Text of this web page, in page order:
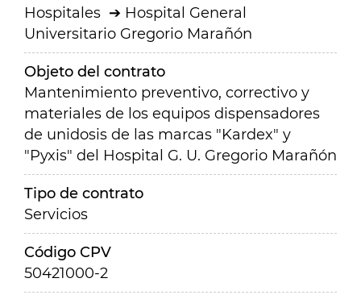
Hospitales
Hospital General
Universitario Gregorio Marañón
Objeto del contrato
Mantenimiento preventivo, correctivo y
materiales de los equipos dispensadores
de unidosis de las marcas "Kardex" y
"Pyxis" del Hospital G. U. Gregorio Marañón
Tipo de contrato
Servicios
Código CPV
50421000-2